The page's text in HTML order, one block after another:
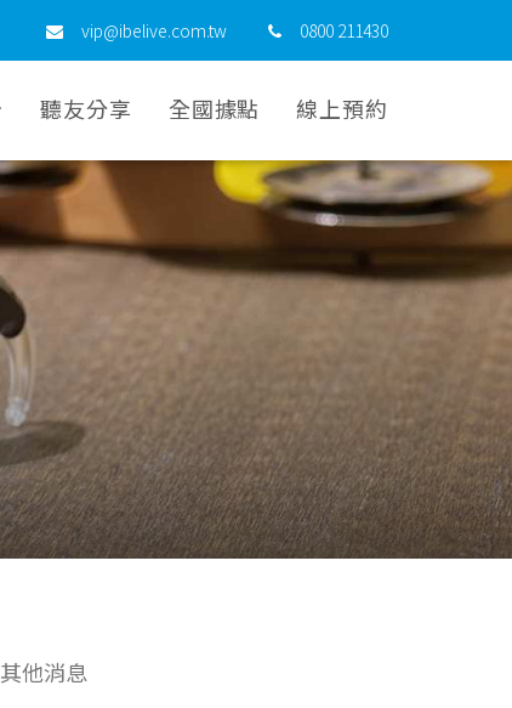
vip@ibelive.com.tw 0800 211430
聽友分享 全國據點 線上預約
其他消息